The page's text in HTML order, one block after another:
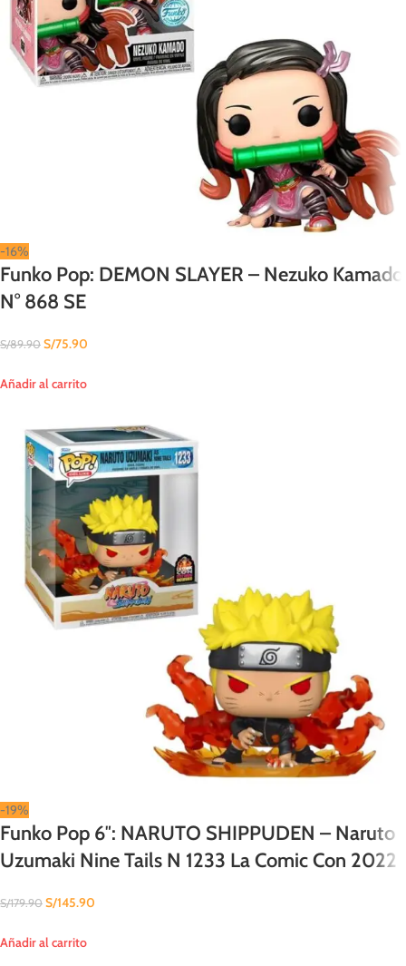
-16%
Funko Pop: DEMON SLAYER – Nezuko Kamado
N° 868 SE
S/89.90 S/75.90
Añadir al carrito
-19%
Funko Pop 6″: NARUTO SHIPPUDEN – Naruto
Uzumaki Nine Tails N 1233 La Comic Con 2022
S/179.90 S/145.90
Añadir al carrito